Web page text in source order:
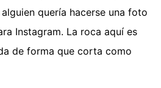
quería hacerse una foto
Instagram. La roca aquí es
de forma que corta como